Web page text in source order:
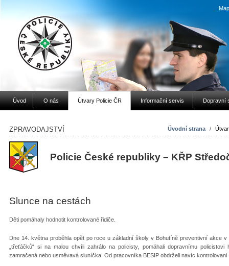
Úvod O nás Útvary Policie ČR Informační servis Dopravní
Úvodní strana /
ZPRAVODAJSTVÍ
Policie České republiky – KŘP
Slunce na cestách
Děti pomáhaly hodnotit kontrolované řidiče.
Dne 14. května proběhla opět po roce u základní školy v Bohutíně preventivní akce
„třeťáčků“ si na malou chvíli zahrálo na policisty, pomáhali dopravnímu policistovi
zamračená nebo usměvavá sluníčka. Od pracovníka BESIP obdrželi navíc